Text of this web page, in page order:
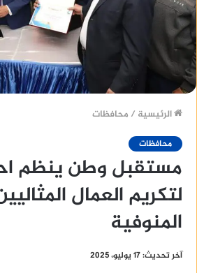
الرئيسية / محافظات
محافظات
مستقبل وطن ينظم
لتكريم العمال
المنوفية
آخر تحديث: 17 يوليو، 2025